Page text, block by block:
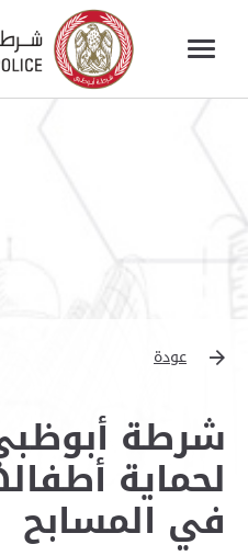
عودة
شرطة
لحماية
في المسابح